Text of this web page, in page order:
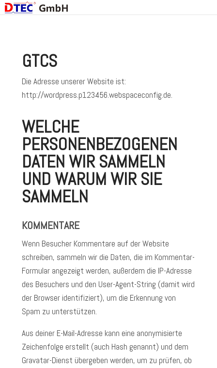
GTCS
Die Adresse unserer Website ist:
http://wordpress.p123456.webspaceconfig.de.
WELCHE
PERSONENBEZOGENEN
DATEN WIR SAMMELN
UND WARUM WIR SIE
SAMMELN
KOMMENTARE
Wenn Besucher Kommentare auf der Website
schreiben, sammeln wir die Daten, die im Kommentar-
Formular angezeigt werden, außerdem die IP-Adresse
des Besuchers und den User-Agent-String (damit wird
der Browser identifiziert), um die Erkennung von
Spam zu unterstützen.
Aus deiner E-Mail-Adresse kann eine anonymisierte
Zeichenfolge erstellt (auch Hash genannt) und dem
Gravatar-Dienst übergeben werden, um zu prüfen, ob